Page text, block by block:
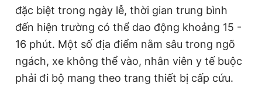
đặc biệt trong ngày lễ, thời gian trung bình
đến hiện trường có thể dao động khoảng 15 -
16 phút. Một số địa điểm nằm sâu trong ngõ
ngách, xe không thể vào, nhân viên y tế buộc
phải đi bộ mang theo trang thiết bị cấp cứu.